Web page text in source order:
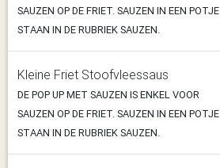
SAUZEN OP DE FRIET. SAUZEN IN EEN POTJE
STAAN IN DE RUBRIEK SAUZEN.
Kleine Friet Stoofvleessaus
DE POP UP MET SAUZEN IS ENKEL VOOR
SAUZEN OP DE FRIET. SAUZEN IN EEN POTJE
STAAN IN DE RUBRIEK SAUZEN.